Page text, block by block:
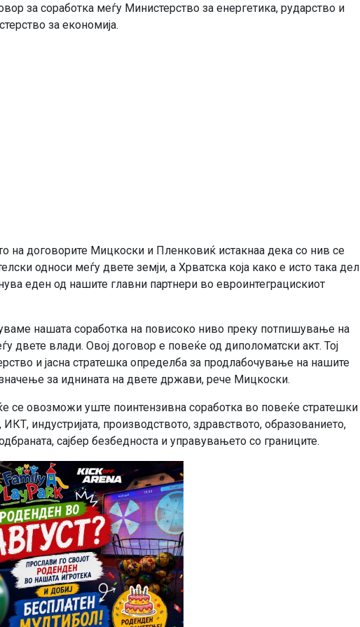
за соработка меѓу Министерство за енергетика, рударство и
за економија.
на договорите Мицкоски и Пленковиќ истакнаа дека со нив се
односи меѓу двете земји, а Хрватска која како е исто така дел
еден од нашите главни партнери во евроинтеграцискиот
нашата соработка на повисоко ниво преку потпишување на
двете влади. Овој договор е повеќе од диполоматски акт. Тој
и јасна стратешка определба за продлабочување на нашите
за иднината на двете држави, рече Мицкоски.
се овозможи уште поинтензивна соработка во повеќе стратешки
ИКТ, индустријата, производството, здравството, образованието,
сајбер безбедноста и управувањето со границите.